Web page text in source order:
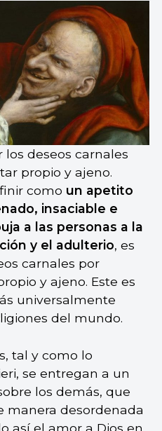
deseos carnales
propio y ajeno.
como un apetito
insaciable e
a las personas a la
y el adulterio, es
carnales por
y ajeno. Este es
universalmente
del mundo.
tal y como lo
se entregan a un
los demás, que
manera desordenada
así el amor a Dios en